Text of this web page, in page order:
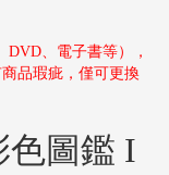
、電子書等），
品瑕疵，僅可更換
色圖鑑 I